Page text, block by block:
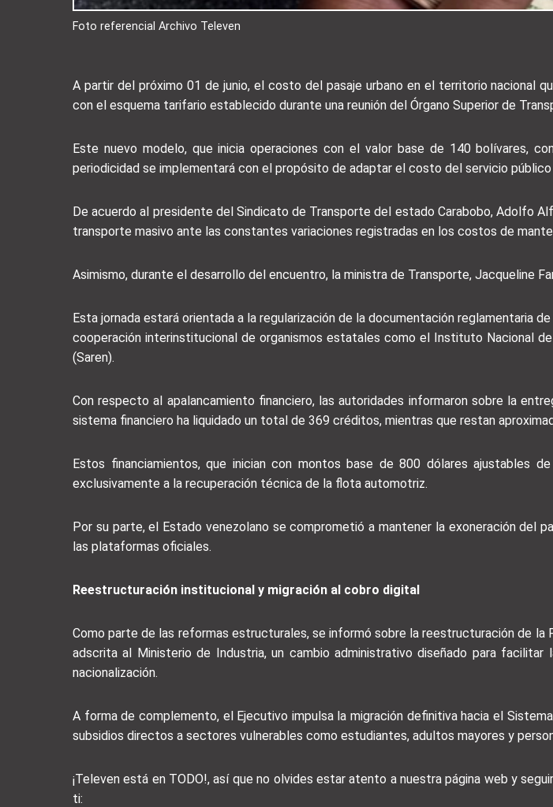
Foto referencial Archivo Televen
A partir del próximo 01 de junio, el costo del pasaje urbano en el territorio nacional
con el esquema tarifario establecido durante una reunión del Órgano Superior de
Este nuevo modelo, que inicia operaciones con el valor base de 140 bolívares,
periodicidad se implementará con el propósito de adaptar el costo del servicio
De acuerdo al presidente del Sindicato de Transporte del estado Carabobo, Adolfo
transporte masivo ante las constantes variaciones registradas en los costos de
Asimismo, durante el desarrollo del encuentro, la ministra de Transporte, Jacqueline
Esta jornada estará orientada a la regularización de la documentación reglamentaria
cooperación interinstitucional de organismos estatales como el Instituto Nacional
(Saren).
Con respecto al apalancamiento financiero, las autoridades informaron sobre la
sistema financiero ha liquidado un total de 369 créditos, mientras que restan
Estos financiamientos, que inician con montos base de 800 dólares ajustables
exclusivamente a la recuperación técnica de la flota automotriz.
Por su parte, el Estado venezolano se comprometió a mantener la exoneración
las plataformas oficiales.
Reestructuración institucional y migración al cobro digital
Como parte de las reformas estructurales, se informó sobre la reestructuración de la
adscrita al Ministerio de Industria, un cambio administrativo diseñado para
nacionalización.
A forma de complemento, el Ejecutivo impulsa la migración definitiva hacia el
subsidios directos a sectores vulnerables como estudiantes, adultos mayores y
¡Televen está en TODO!, así que no olvides estar atento a nuestra página web y
ti: